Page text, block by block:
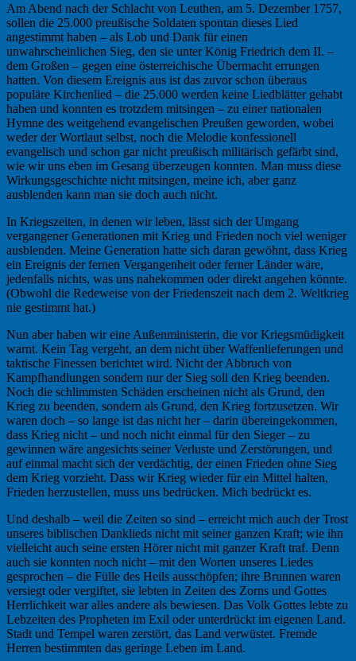
Am Abend nach der Schlacht von Leuthen, am 5. Dezember 1757,
sollen die 25.000 preußische Soldaten spontan dieses Lied
angestimmt haben – als Lob und Dank für einen
unwahrscheinlichen Sieg, den sie unter König Friedrich dem II. –
dem Großen – gegen eine österreichische Übermacht errungen
hatten. Von diesem Ereignis aus ist das zuvor schon überaus
populäre Kirchenlied – die 25.000 werden keine Liedblätter gehabt
haben und konnten es trotzdem mitsingen – zu einer nationalen
Hymne des weitgehend evangelischen Preußen geworden, wobei
weder der Wortlaut selbst, noch die Melodie konfessionell
evangelisch und schon gar nicht preußisch militärisch gefärbt sind,
wie wir uns eben im Gesang überzeugen konnten. Man muss diese
Wirkungsgeschichte nicht mitsingen, meine ich, aber ganz
ausblenden kann man sie doch auch nicht.
In Kriegszeiten, in denen wir leben, lässt sich der Umgang
vergangener Generationen mit Krieg und Frieden noch viel weniger
ausblenden. Meine Generation hatte sich daran gewöhnt, dass Krieg
ein Ereignis der fernen Vergangenheit oder ferner Länder wäre,
jedenfalls nichts, was uns nahekommen oder direkt angehen könnte.
(Obwohl die Redeweise von der Friedenszeit nach dem 2. Weltkrieg
nie gestimmt hat.)
Nun aber haben wir eine Außenministerin, die vor Kriegsmüdigkeit
warnt. Kein Tag vergeht, an dem nicht über Waffenlieferungen und
taktische Finessen berichtet wird. Nicht der Abbruch von
Kampfhandlungen sondern nur der Sieg soll den Krieg beenden.
Noch die schlimmsten Schäden erscheinen nicht als Grund, den
Krieg zu beenden, sondern als Grund, den Krieg fortzusetzen. Wir
waren doch – so lange ist das nicht her – darin übereingekommen,
dass Krieg nicht – und noch nicht einmal für den Sieger – zu
gewinnen wäre angesichts seiner Verluste und Zerstörungen, und
auf einmal macht sich der verdächtig, der einen Frieden ohne Sieg
dem Krieg vorzieht. Dass wir Krieg wieder für ein Mittel halten,
Frieden herzustellen, muss uns bedrücken. Mich bedrückt es.
Und deshalb – weil die Zeiten so sind – erreicht mich auch der Trost
unseres biblischen Danklieds nicht mit seiner ganzen Kraft; wie ihn
vielleicht auch seine ersten Hörer nicht mit ganzer Kraft traf. Denn
auch sie konnten noch nicht – mit den Worten unseres Liedes
gesprochen – die Fülle des Heils ausschöpfen; ihre Brunnen waren
versiegt oder vergiftet, sie lebten in Zeiten des Zorns und Gottes
Herrlichkeit war alles andere als bewiesen. Das Volk Gottes lebte zu
Lebzeiten des Propheten im Exil oder unterdrückt im eigenen Land.
Stadt und Tempel waren zerstört, das Land verwüstet. Fremde
Herren bestimmten das geringe Leben im Land.